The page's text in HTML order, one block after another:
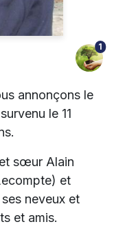
1
annonçons le
le 11
sœur Alain
et
neveux et
et amis.